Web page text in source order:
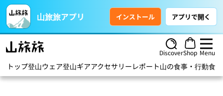
山旅旅アプリ インストール アプリで開く
DiscoverShop Menu
トップ登山ウェア登山ギアアクセサリー レポート山の食事・行動食